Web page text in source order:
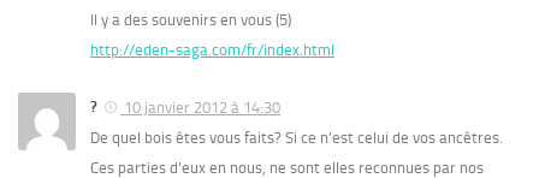
Il y a des souvenirs en vous (5)
http://eden-saga.com/fr/index.html
?
10 janvier 2012 à 14:30
De quel bois êtes vous faits? Si ce n’est celui de vos ancêtres.
Ces parties d’eux en nous, ne sont elles reconnues par nos